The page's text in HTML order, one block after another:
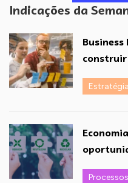
Indicações da
Business
construir
Estratégia
Processos